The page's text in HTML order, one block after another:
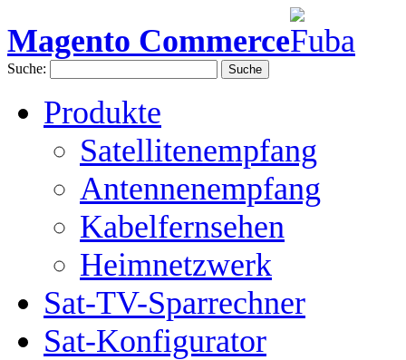
Magento Commerce
Suche: Suche
Produkte
Satellitenempfang
Antennenempfang
Kabelfernsehen
Heimnetzwerk
Sat-TV-Sparrechner
Sat-Konfigurator